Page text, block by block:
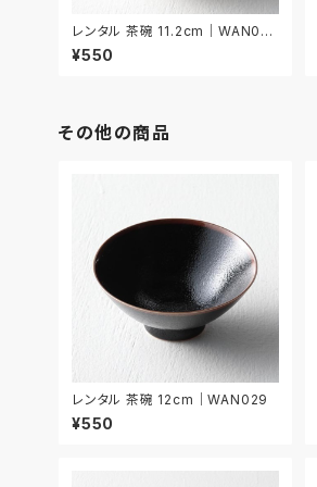
レンタル 茶碗 11.2cm｜WAN03
6
¥550
その他の商品
レンタル 茶碗 12cm｜WAN029
¥550